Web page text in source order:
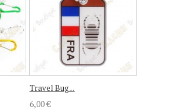
Travel Bug...
6,00 €